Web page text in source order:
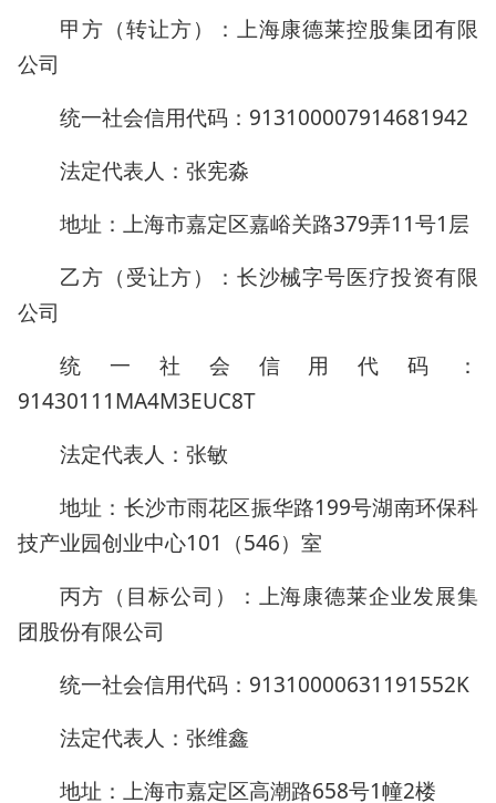
甲方（转让方）：上海康德莱控股集团有限
公司
统一社会信用代码：913100007914681942
法定代表人：张宪淼
地址：上海市嘉定区嘉峪关路379弄11号1层
乙方（受让方）：长沙械字号医疗投资有限
公司
统一社会信用代码：
91430111MA4M3EUC8T
法定代表人：张敏
地址：长沙市雨花区振华路199号湖南环保科
技产业园创业中心101（546）室
丙方（目标公司）：上海康德莱企业发展集
团股份有限公司
统一社会信用代码：91310000631191552K
法定代表人：张维鑫
地址：上海市嘉定区高潮路658号1幢2楼